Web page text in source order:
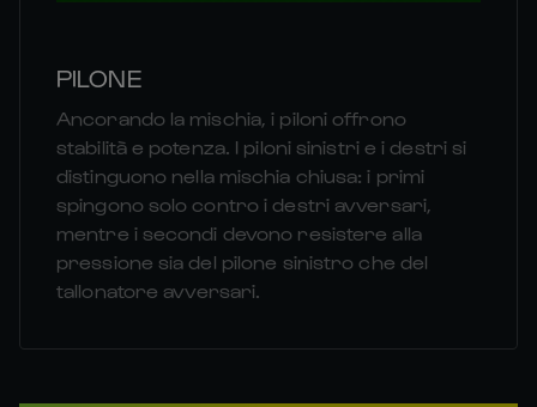
PILONE
Ancorando la mischia, i piloni offrono
stabilità e potenza. I piloni sinistri e i destri si
distinguono nella mischia chiusa: i primi
spingono solo contro i destri avversari,
mentre i secondi devono resistere alla
pressione sia del pilone sinistro che del
tallonatore avversari.